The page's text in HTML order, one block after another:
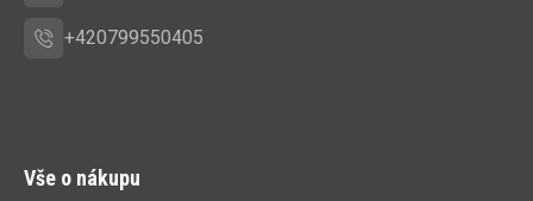
+420799550405
Vše o nákupu